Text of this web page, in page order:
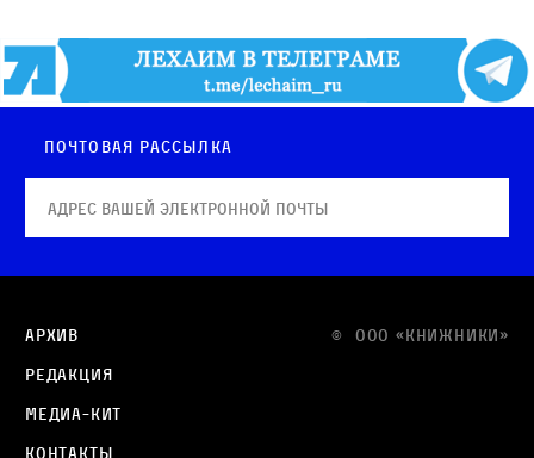
Почтовая рассылка
© OOO «КНИЖНИКИ»
Архив
Редакция
Медиа-кит
Контакты